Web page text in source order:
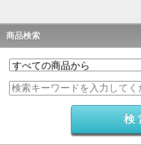
商品検索